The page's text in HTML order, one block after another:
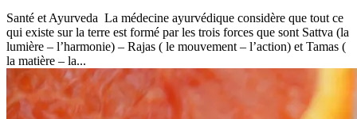
Santé et Ayurveda La médecine ayurvédique considère que tout ce
qui existe sur la terre est formé par les trois forces que sont Sattva (la
lumière – l’harmonie) – Rajas ( le mouvement – l’action) et Tamas (
la matière – la...